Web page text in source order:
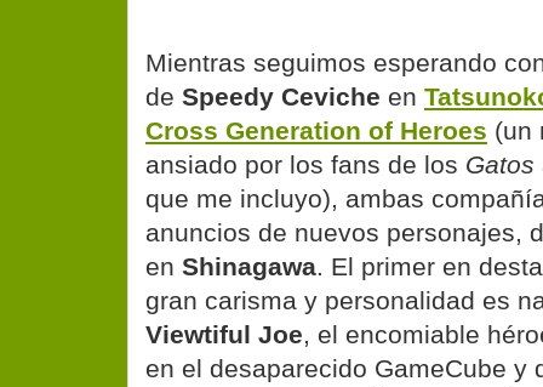
Mientras seguimos esperando
de Speedy Ceviche en
Cross Generation of Heroes (un
ansiado por los fans de los Gatos
que me incluyo), ambas
anuncios de nuevos personajes,
en Shinagawa. El primer en
gran carisma y personalidad es
Viewtiful Joe, el encomiable
en el desaparecido GameCube y